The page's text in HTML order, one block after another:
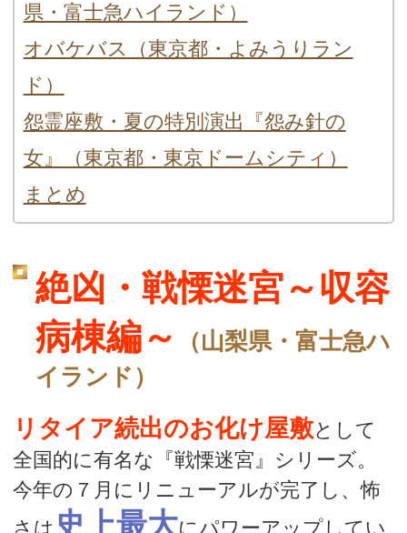
県・富士急ハイランド）
オバケバス（東京都・よみうりラン
ド）
怨霊座敷・夏の特別演出『怨み針の
女』（東京都・東京ドームシティ）
まとめ
絶凶・戦慄迷宮～収容
病棟編～
（山梨県・富士急ハ
イランド）
リタイア続出のお化け屋敷として
全国的に有名な『戦慄迷宮』シリーズ。
今年の７月にリニューアルが完了し、怖
さは 史上最大にパワーアップしてい